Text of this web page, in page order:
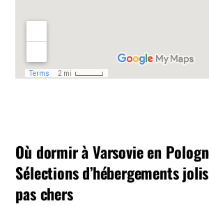
Où dormir à Varsovie en
Sélections d’hébergements
pas chers